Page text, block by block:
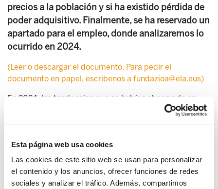
Esta página web usa cookies
Las cookies de este sitio web se usan para personalizar
el contenido y los anuncios, ofrecer funciones de redes
sociales y analizar el tráfico. Además, compartimos
precios a la población y si ha existido pérdida de
poder adquisitivo. Finalmente, se ha reservado un
apartado para el empleo, donde analizaremos lo
ocurrido en 2024.
(Leer o descargar el documento. Para pedir el
documento en papel, escribenos a fundazioa@ela.eus)
En 2024, las tendencias que se habían observado en
años anteriores no solo se mantuvieron, sino que se
intensificaron. Los conflictos militares, geopolíticos y
la inestabilidad global. La situación en el Oriente Medio,
el genocidio palestino, la guerra entre Rusia y Ucrania,
las injerencias y la debilidad política y económica de
Alemania y Francia fueron algunos acontecimientos que